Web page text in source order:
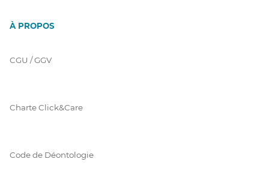
À PROPOS
CGU / GGV
Charte Click&Care
Code de Déontologie